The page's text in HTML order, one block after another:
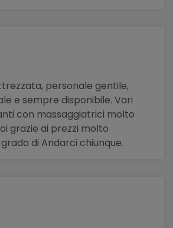
personale gentile,
e sempre disponibile. Vari
con massaggiatrici molto
grazie ai prezzi molto
di Andarci chiunque.